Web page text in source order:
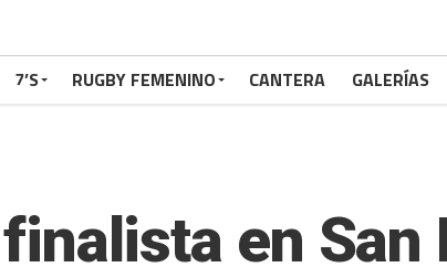
7’S RUGBY FEMENINO CANTERA GALERÍAS
en San